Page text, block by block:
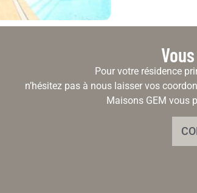
Pour votre résidence
n’hésitez pas à nous laisser vos
Maisons GEM vous